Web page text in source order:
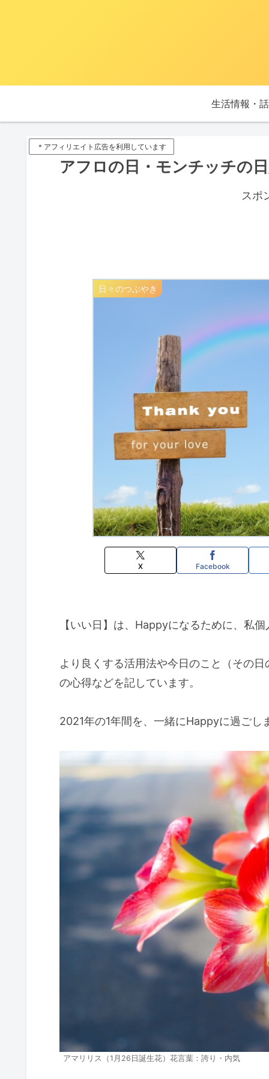
生活情報・
＊アフィリエイト広告を利用しています
アフロの日・モンチッチの
スポ
日々のつぶやき
X Facebook
【いい日】は、Happyになるために、私
より良くする活用法や今日のこと（その
の心得などを記しています。
2021年の1年間を、一緒にHappyに過ごし
アマリリス（1月26日誕生花）花言葉：誇り・内気